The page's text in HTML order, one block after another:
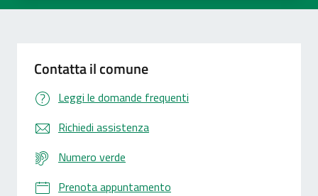
Contatta il comune
Leggi le domande frequenti
Richiedi assistenza
Numero verde
Prenota appuntamento